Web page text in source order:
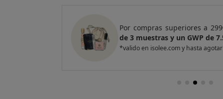
Por compras superiores a
de 3 muestras y un GWP de
*valido en isolee.com y hasta